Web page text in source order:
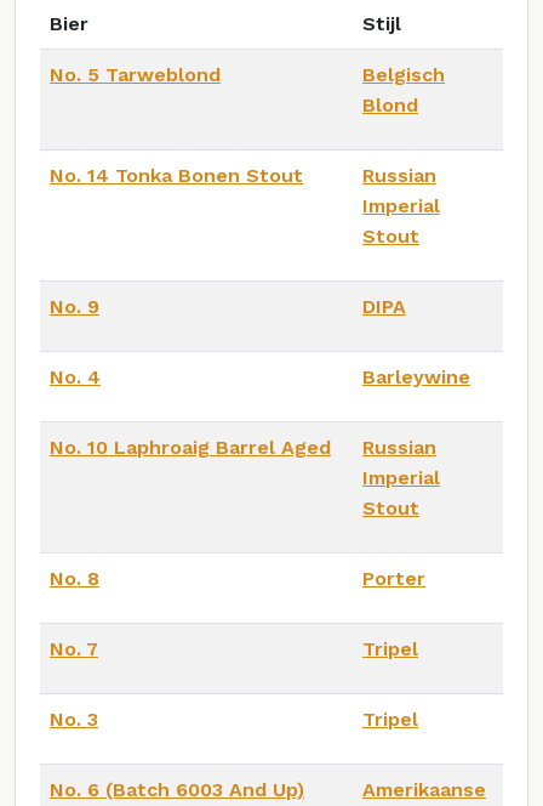
Bier Stijl
No. 5 Tarweblond
Belgisch
Blond
No. 14 Tonka Bonen Stout
Russian
Imperial
Stout
No. 9 DIPA
No. 4 Barleywine
No. 10 Laphroaig Barrel Aged
Russian
Imperial
Stout
No. 8 Porter
No. 7 Tripel
No. 3 Tripel
No. 6 (Batch 6003 And Up)
Amerikaanse